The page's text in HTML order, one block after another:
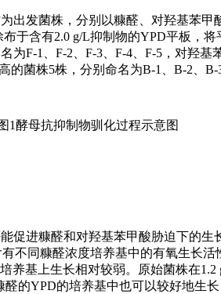
出发菌株，分别以糠醛、对羟基苯
于含有2.0 g/L抑制物的YPD平板，
F-1、F-2、F-3、F-4、F-5，对羟基
菌株5株，分别命名为B-1、B-2、B-
1酵母抗抑制物驯化过程示意图
促进糠醛和对羟基苯甲酸胁迫下的
不同糠醛浓度培养基中的有氧生长
养基上生长相对较弱。原始菌株在
的YPD的培养基中也可以较好地生